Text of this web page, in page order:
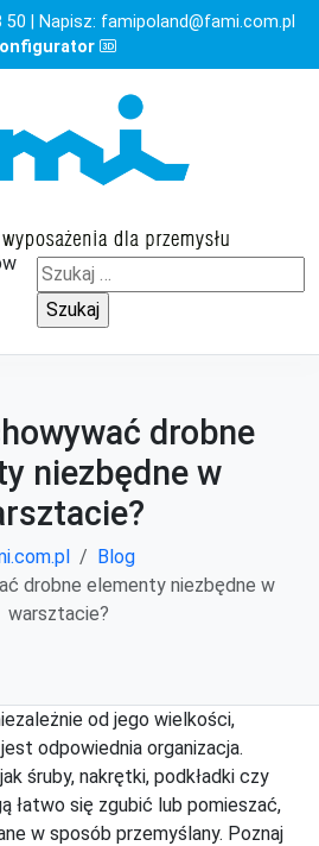
50 | Napisz: famipoland@fami.com.pl
Szukaj:
drobne
niezbędne w
Blog
drobne elementy niezbędne w
warsztacie?
od jego wielkości,
odpowiednia organizacja.
śruby, nakrętki, podkładki czy
łatwo się zgubić lub pomieszać,
w sposób przemyślany. Poznaj